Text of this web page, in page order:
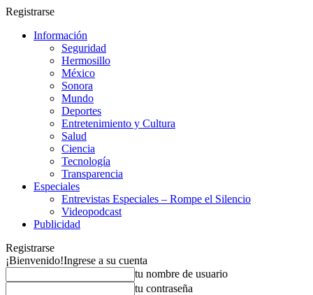
Registrarse
Información
Seguridad
Hermosillo
México
Sonora
Mundo
Deportes
Entretenimiento y Cultura
Salud
Ciencia
Tecnología
Transparencia
Especiales
Entrevistas Especiales – Rompe el Silencio
Videopodcast
Publicidad
Registrarse
¡Bienvenido!Ingrese a su cuenta
tu nombre de usuario
tu contraseña